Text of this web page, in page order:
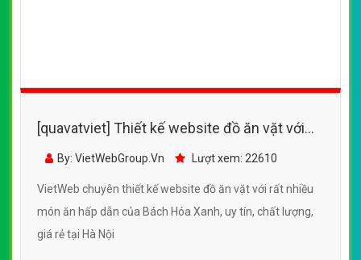
[quavatviet] Thiết kế website thức uống, đồ
By: VietWebGroup.Vn Lượt xem: 16800
VietWeb chuyên thiết kế website thức uống, đồ ăn vặt tại
Adayroi.com, uy tín chất lượng, giá rẻ tại Hà Nội